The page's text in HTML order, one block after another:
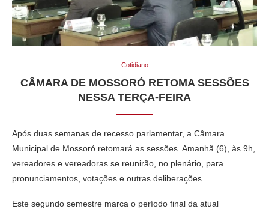
Cotidiano
CÂMARA DE MOSSORÓ RETOMA SESSÕES
NESSA TERÇA-FEIRA
Após duas semanas de recesso parlamentar, a Câmara
Municipal de Mossoró retomará as sessões. Amanhã (6), às 9h,
vereadores e vereadoras se reunirão, no plenário, para
pronunciamentos, votações e outras deliberações.
Este segundo semestre marca o período final da atual